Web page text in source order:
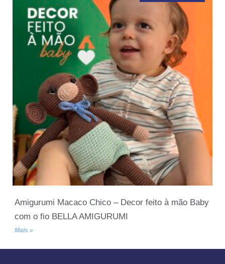
Amigurumi Macaco Chico – Decor feito à mão Baby
com o fio BELLA AMIGURUMI
Mais »